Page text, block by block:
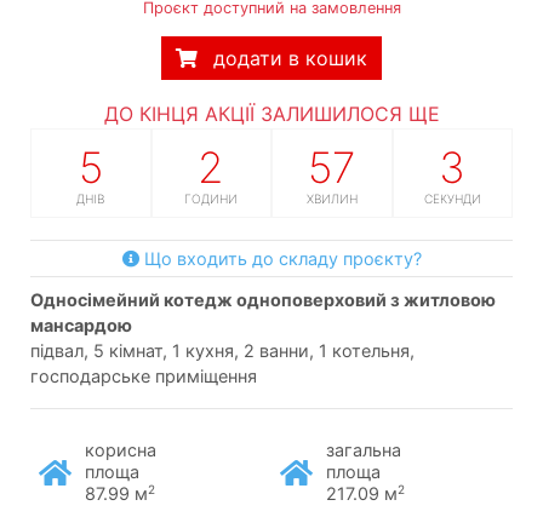
Проєкт доступний на замовлення
додати в кошик
ДО КІНЦЯ АКЦІЇ ЗАЛИШИЛОСЯ ЩЕ
5
ДНІВ
2
ГОДИНИ
57
ХВИЛИН
2
СЕКУНДИ
Що входить до складу проєкту?
односімейний котедж одноповерховий з житловою
мансардою
підвал, 5 кімнат, 1 кухня, 2 ванни, 1 котельня,
господарське приміщення
корисна
площа
87.99 м2
загальна
площа
217.09 м2